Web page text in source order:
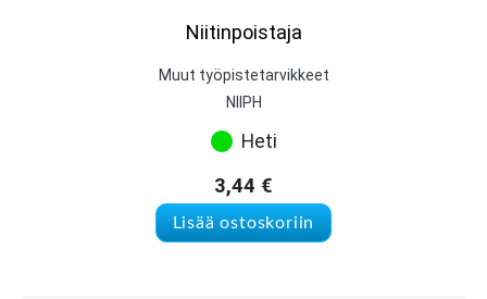
Niitinpoistaja
Muut työpistetarvikkeet
NIIPH
Heti
3,44 €
Lisää ostoskoriin